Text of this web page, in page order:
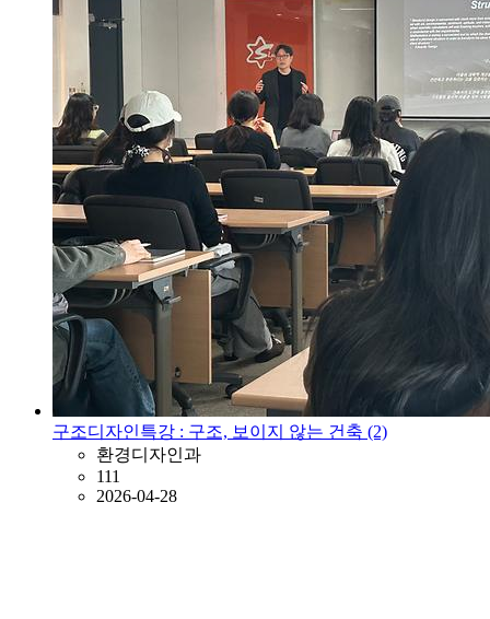
구조디자인특강 : 구조, 보이지 않는 건축 (2)
환경디자인과
111
2026-04-28